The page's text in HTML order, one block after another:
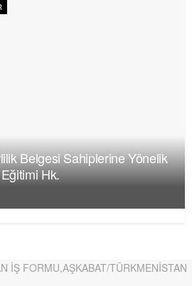
Belgesi Sahiplerine Yönelik
Hk.